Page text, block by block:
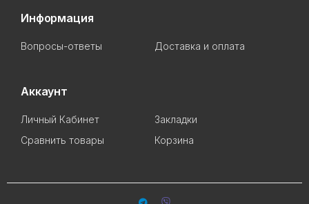
Информация
Вопросы-ответы Доставка и оплата
Аккаунт
Личный Кабинет
Закладки
Сравнить товары
Корзина